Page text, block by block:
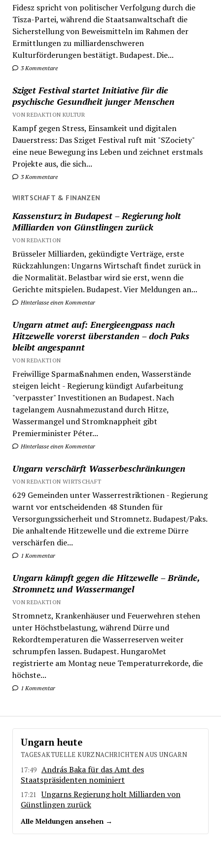
Fidesz spricht von politischer Verfolgung durch die
Tisza-Partei, während die Staatsanwaltschaft die
Sicherstellung von Beweismitteln im Rahmen der
Ermittlungen zu milliardenschweren
Kulturförderungen bestätigt. Budapest. Die...
3 Kommentare
Sziget Festival startet Initiative für die
psychische Gesundheit junger Menschen
VON REDAKTION KULTUR
Kampf gegen Stress, Einsamkeit und digitalen
Dauerstress: Das Sziget Festival ruft mit "SZociety"
eine neue Bewegung ins Leben und zeichnet erstmals
Projekte aus, die sich...
3 Kommentare
WIRTSCHAFT & FINANZEN
Kassensturz in Budapest – Regierung holt
Milliarden von Günstlingen zurück
VON REDAKTION
Brüsseler Milliarden, gekündigte Verträge, erste
Rückzahlungen: Ungarns Wirtschaft findet zurück in
die Normalität. Belastbar wird sie erst, wenn die
Gerichte mitspielen. Budapest. Vier Meldungen an...
Hinterlasse einen Kommentar
Ungarn atmet auf: Energieengpass nach
Hitzewelle vorerst überstanden – doch Paks
bleibt angespannt
VON REDAKTION
Freiwillige Sparmaßnahmen enden, Wasserstände
steigen leicht - Regierung kündigt Aufarbeitung
"verpasster" Investitionen an Budapest. Nach
tagelangem Ausnahmezustand durch Hitze,
Wassermangel und Stromknappheit gibt
Premierminister Péter...
Hinterlasse einen Kommentar
Ungarn verschärft Wasserbeschränkungen
VON REDAKTION WIRTSCHAFT
629 Gemeinden unter Wasserrestriktionen - Regierung
warnt vor entscheidenden 48 Stunden für
Versorgungssicherheit und Stromnetz. Budapest/Paks.
Die anhaltende Hitzewelle und die extreme Dürre
verschärfen die...
1 Kommentar
Ungarn kämpft gegen die Hitzewelle – Brände,
Stromnetz und Wassermangel
VON REDAKTION
Stromnetz, Krankenhäuser und Feuerwehren stehen
unter Höchstbelastung, während Dürre und
Rekordtemperaturen die Wasserreserven weiter
schrumpfen lassen. Budapest. HungaroMet
registrierte am Montag neue Temperaturrekorde, die
höchste...
1 Kommentar
Ungarn heute
TAGESAKTUELLE KURZNACHRICHTEN AUS UNGARN
17:49 András Baka für das Amt des
Staatspräsidenten nominiert
17:21
Ungarns Regierung holt Milliarden von
Günstlingen zurück
Alle Meldungen ansehen →